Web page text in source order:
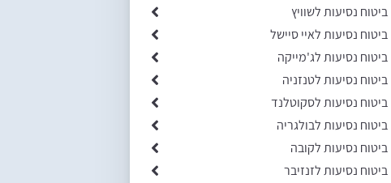
ביטוח נסיעות לשוויץ
ביטוח נסיעות לאיי סיישל
ביטוח נסיעות לג'מייקה
ביטוח נסיעות לטנזניה
ביטוח נסיעות לסקוטלנד
ביטוח נסיעות לבולגריה
ביטוח נסיעות לקובה
ביטוח נסיעות לזנזיבר